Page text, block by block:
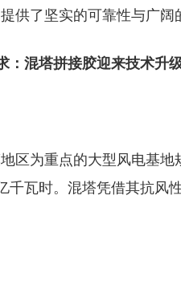
供了坚实的可靠性与广阔
：混塔拼接胶迎来技术升
区为重点的大型风电基
千瓦时。混塔凭借其抗